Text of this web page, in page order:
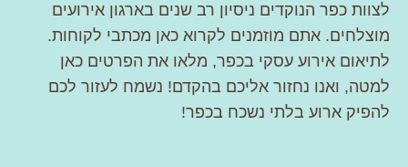
לצוות כפר הנוקדים ניסיון רב שנים בארגון אירועים
מוצלחים. אתם מוזמנים לקרוא כאן מכתבי לקוחות.
לתיאום אירוע עסקי בכפר, מלאו את הפרטים כאן
למטה, ואנו נחזור אליכם בהקדם! נשמח לעזור לכם
להפיק ארוע בלתי נשכח בכפר!